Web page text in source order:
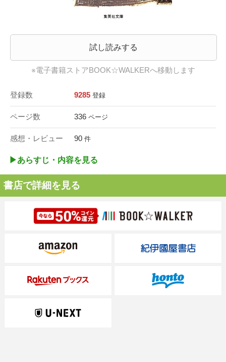
試し読みする
※電子書籍ストアBOOK☆WALKERへ移動します
登録数 9285 登録
ページ数 336 ページ
感想・レビュー 90 件
▶︎あらすじ・内容を見る
書店で詳細を見る